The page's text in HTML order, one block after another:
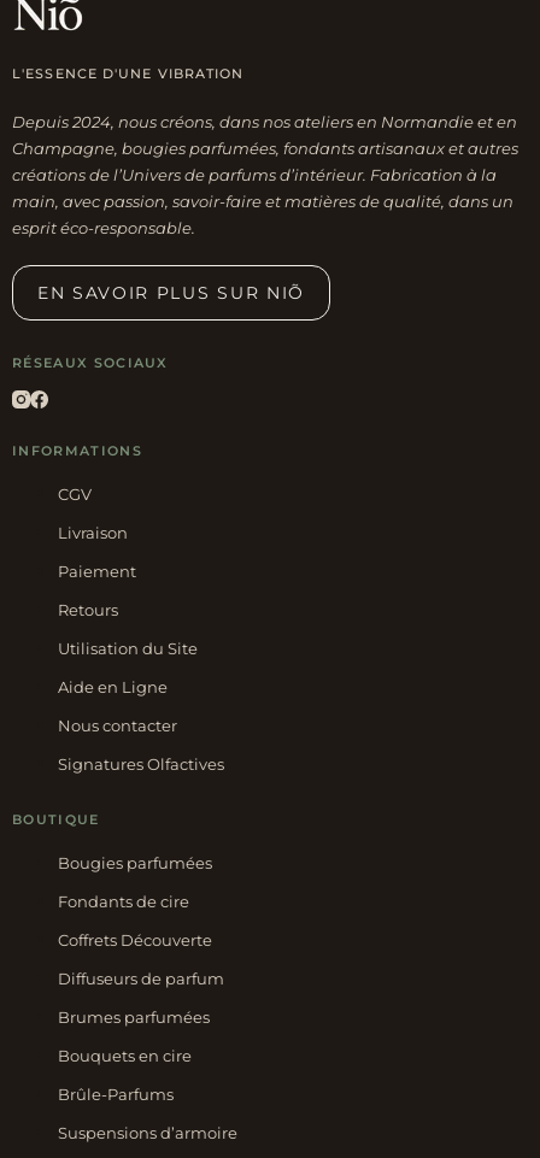
L'ESSENCE D'UNE VIBRATION
Depuis 2024, nous créons, dans nos ateliers en Normandie et en
Champagne, bougies parfumées, fondants artisanaux et autres
créations de l’Univers de parfums d’intérieur. Fabrication à la
main, avec passion, savoir-faire et matières de qualité, dans un
esprit éco-responsable.
EN SAVOIR PLUS SUR NIÕ
RÉSEAUX SOCIAUX
INFORMATIONS
CGV
Livraison
Paiement
Retours
Utilisation du Site
Aide en Ligne
Nous contacter
Signatures Olfactives
BOUTIQUE
Bougies parfumées
Fondants de cire
Coffrets Découverte
Diffuseurs de parfum
Brumes parfumées
Bouquets en cire
Brûle-Parfums
Suspensions d’armoire